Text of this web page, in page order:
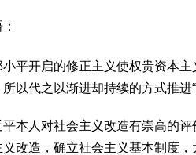
小平开启的修正主义使权贵资本
以代之以渐进却持续的方式推进“
平本人对社会主义改造有崇高的
义改造，确立社会主义基本制度